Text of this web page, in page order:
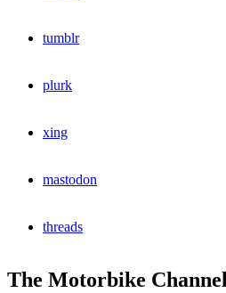
tumblr
plurk
xing
mastodon
threads
The Motorbike